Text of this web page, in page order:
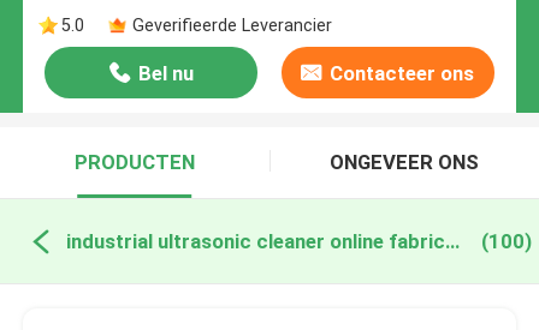
5.0
Geverifieerde Leverancier
Bel nu Contacteer ons
PRODUCTEN ONGEVEER ONS
industrial ultrasonic cleaner online fabricage (100)